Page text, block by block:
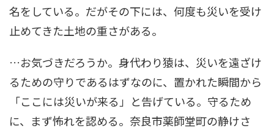
名をしている。だがその下には、何度も災いを受け
止めてきた土地の重さがある。
…お気づきだろうか。身代わり猿は、災いを遠ざけ
るための守りであるはずなのに、置かれた瞬間から
「ここには災いが来る」と告げている。守るため
に、まず怖れを認める。奈良市薬師堂町の静けさ